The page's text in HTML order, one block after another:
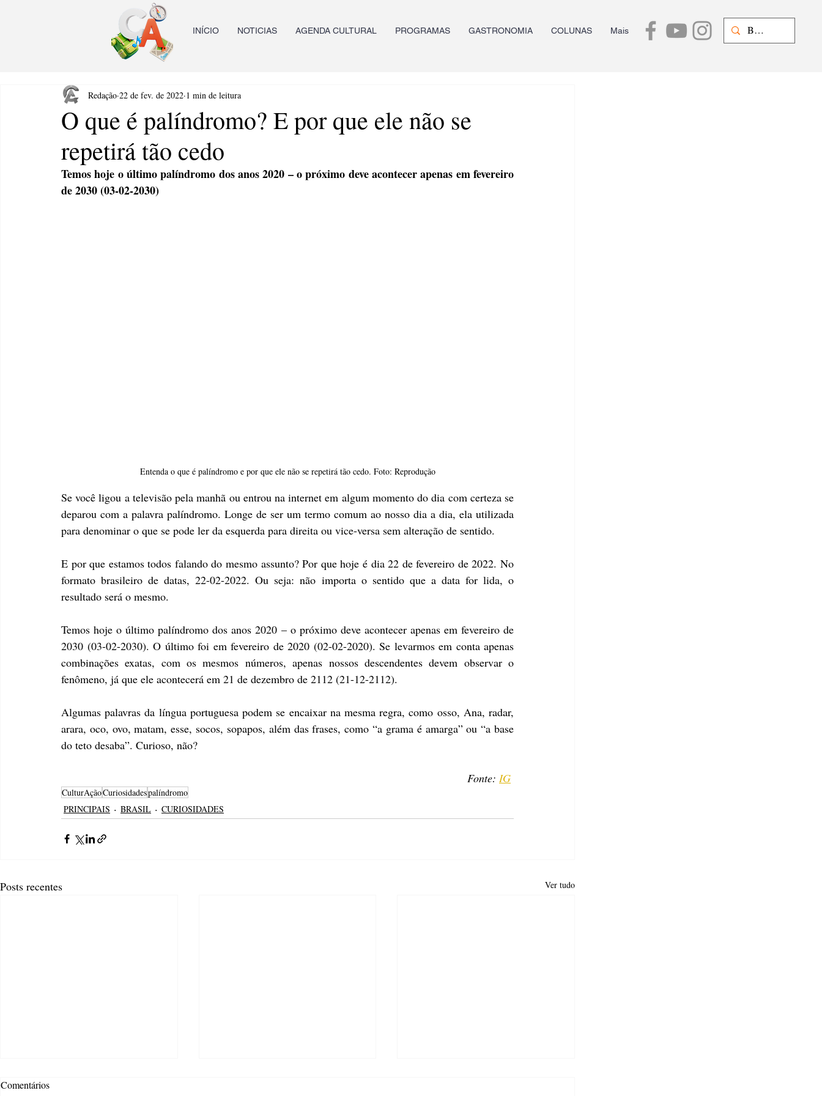
INÍCIO NOTICIAS AGENDA CULTURAL PROGRAMAS GASTRONOMIA COLUNAS Mais
O que é palíndromo? E por que ele não se
repetirá tão cedo
Redação 22 de fev. de 2022 1 min de leitura
Temos hoje o último palíndromo dos anos 2020 – o próximo deve acontecer apenas em fevereiro
de 2030 (03-02-2030)
Entenda o que é palíndromo e por que ele não se repetirá tão cedo. Foto: Reprodução
Se você ligou a televisão pela manhã ou entrou na internet em algum momento do dia com certeza se
deparou com a palavra palíndromo. Longe de ser um termo comum ao nosso dia a dia, ela utilizada
para denominar o que se pode ler da esquerda para direita ou vice-versa sem alteração de sentido.
E por que estamos todos falando do mesmo assunto? Por que hoje é dia 22 de fevereiro de 2022. No
formato brasileiro de datas, 22-02-2022. Ou seja: não importa o sentido que a data for lida, o
resultado será o mesmo.
Temos hoje o último palíndromo dos anos 2020 – o próximo deve acontecer apenas em fevereiro de
2030 (03-02-2030). O último foi em fevereiro de 2020 (02-02-2020). Se levarmos em conta apenas
combinações exatas, com os mesmos números, apenas nossos descendentes devem observar o
fenômeno, já que ele acontecerá em 21 de dezembro de 2112 (21-12-2112).
Algumas palavras da língua portuguesa podem se encaixar na mesma regra, como osso, Ana, radar,
arara, oco, ovo, matam, esse, socos, sopapos, além das frases, como “a grama é amarga” ou “a base
do teto desaba”. Curioso, não?
Fonte: IG
CulturAçãoCuriosidadespalíndromo
PRINCIPAIS
BRASIL CURIOSIDADES
Posts recentes Ver tudo
Comentários